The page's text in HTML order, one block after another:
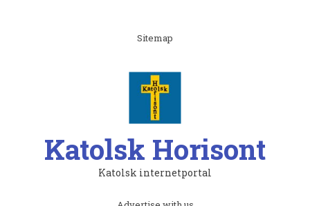
Sitemap
Katolsk Horisont
Katolsk internetportal